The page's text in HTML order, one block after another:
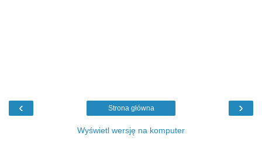
‹ ›
Strona główna
Wyświetl wersję na komputer